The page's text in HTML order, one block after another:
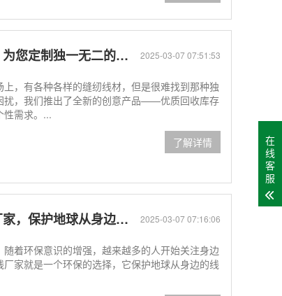
2025-03-07 07:51:53
定制独一无二的线材
，有各种各样的缝纫线材，但是很难找到那种独
扰，我们推出了全新的创意产品——优质回收库存
性需求。...
了解详情
2025-03-07 07:16:06
地球从身边的线材开始
着环保意识的增强，越来越多的人开始关注身边
家就是一个环保的选择，它保护地球从身边的线
在
线
客
服